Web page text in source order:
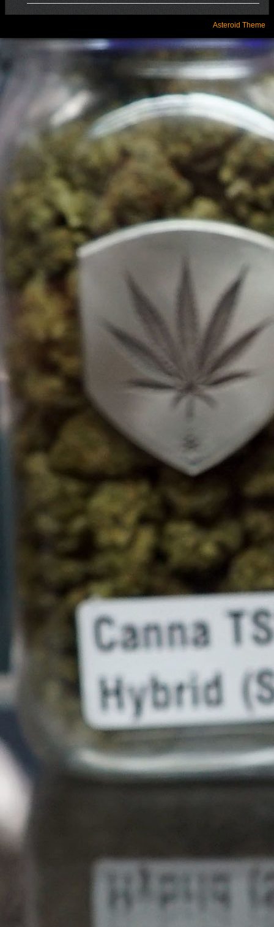
Asteroid Theme